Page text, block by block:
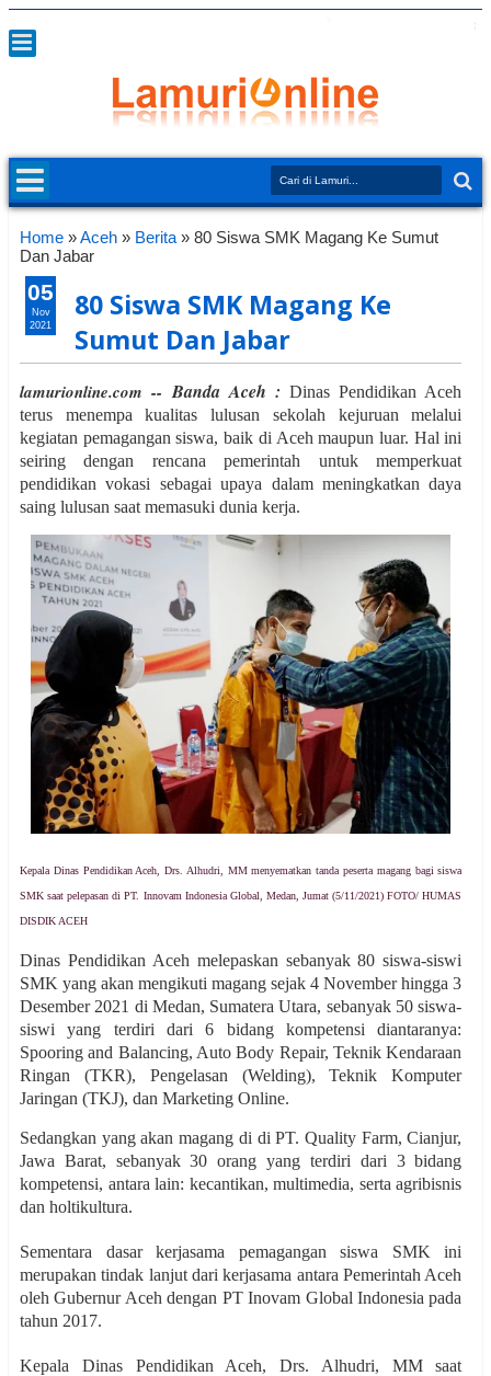
Home »Aceh » Berita » 80 Siswa SMK Magang Ke Sumut
Dan Jabar
80 Siswa SMK Magang Ke
Sumut Dan Jabar
lamurionline.com --Banda Aceh :Dinas Pendidikan Aceh
terus menempa kualitas lulusan sekolah kejuruan melalui
kegiatan pemagangan siswa, baik di Aceh maupun luar. Hal ini
seiring dengan rencana pemerintah untuk memperkuat
pendidikan vokasi sebagai upaya dalam meningkatkan daya
saing lulusan saat memasuki dunia kerja.
Kepala Dinas Pendidikan Aceh, Drs. Alhudri, MM menyematkan tanda peserta magang bagi siswa
SMK saat pelepasan di PT. Innovam Indonesia Global, Medan, Jumat (5/11/2021) FOTO/ HUMAS
DISDIK ACEH
Dinas Pendidikan Aceh melepaskan sebanyak 80 siswa-siswi
SMK yang akan mengikuti magang sejak 4 November hingga 3
Desember 2021 di Medan, Sumatera Utara, sebanyak 50 siswa-
siswi yang terdiri dari 6 bidang kompetensi diantaranya:
Spooring and Balancing, Auto Body Repair, Teknik Kendaraan
Ringan (TKR), Pengelasan (Welding), Teknik Komputer
Jaringan (TKJ), dan Marketing Online.
Sedangkan yang akan magang di di PT. Quality Farm, Cianjur,
Jawa Barat, sebanyak 30 orang yang terdiri dari 3 bidang
kompetensi, antara lain: kecantikan, multimedia, serta agribisnis
dan holtikultura.
Sementara dasar kerjasama pemagangan siswa SMK ini
merupakan tindak lanjut dari kerjasama antara Pemerintah Aceh
oleh Gubernur Aceh dengan PT Inovam Global Indonesia pada
tahun 2017.
Kepala Dinas Pendidikan Aceh, Drs. Alhudri, MM saat
05
Nov
2021